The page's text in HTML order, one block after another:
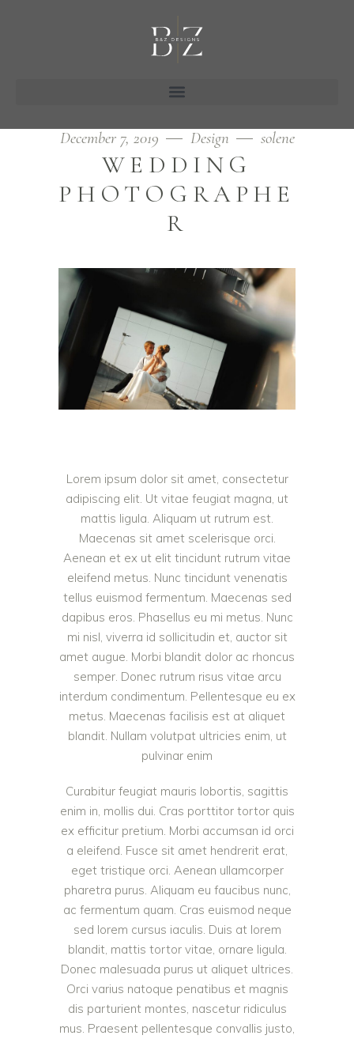
December 7, 2019 Design solene
WEDDING
PHOTOGRAPHE
R
Lorem ipsum dolor sit amet, consectetur
adipiscing elit. Ut vitae feugiat magna, ut
mattis ligula. Aliquam ut rutrum est.
Maecenas sit amet scelerisque orci.
Aenean et ex ut elit tincidunt rutrum vitae
eleifend metus. Nunc tincidunt venenatis
tellus euismod fermentum. Maecenas sed
dapibus eros. Phasellus eu mi metus. Nunc
mi nisl, viverra id sollicitudin et, auctor sit
amet augue. Morbi blandit dolor ac rhoncus
semper. Donec rutrum risus vitae arcu
interdum condimentum. Pellentesque eu ex
metus. Maecenas facilisis est at aliquet
blandit. Nullam volutpat ultricies enim, ut
pulvinar enim
Curabitur feugiat mauris lobortis, sagittis
enim in, mollis dui. Cras porttitor tortor quis
ex efficitur pretium. Morbi accumsan id orci
a eleifend. Fusce sit amet hendrerit erat,
eget tristique orci. Aenean ullamcorper
pharetra purus. Aliquam eu faucibus nunc,
ac fermentum quam. Cras euismod neque
sed lorem cursus iaculis. Duis at lorem
blandit, mattis tortor vitae, ornare ligula.
Donec malesuada purus ut aliquet ultrices.
Orci varius natoque penatibus et magnis
dis parturient montes, nascetur ridiculus
mus. Praesent pellentesque convallis justo,